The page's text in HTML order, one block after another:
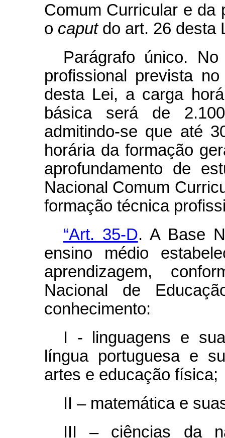
Comum Curricular e da
o caputdo art. 26 desta
Parágrafo único.
profissional prevista
desta Lei, a carga
básica será de
admitindo-se que até
horária da formação
aprofundamento de
Nacional Comum
formação técnica
“Art. 35-D. A Base
ensino médio
aprendizagem,
Nacional de
conhecimento:
I - linguagens e
língua portuguesa e
artes e educação física;
II – matemática e
III – ciências da